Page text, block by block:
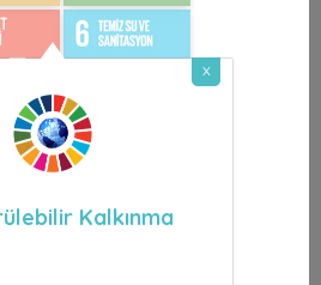
x
Kalkınma